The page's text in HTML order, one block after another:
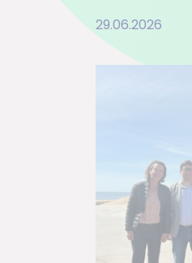
29.06.2026